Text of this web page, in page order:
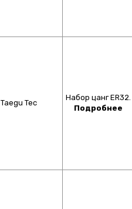
Taegu Tec
Набор цанг ER32.
Подробнее